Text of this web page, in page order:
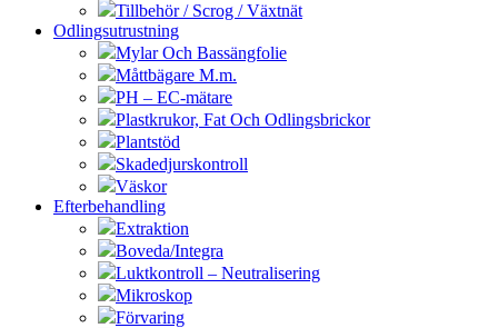
Tillbehör / Scrog / Växtnät
Odlingsutrustning
Mylar Och Bassängfolie
Måttbägare M.m.
PH – EC-mätare
Plastkrukor, Fat Och Odlingsbrickor
Plantstöd
Skadedjurskontroll
Väskor
Efterbehandling
Extraktion
Boveda/Integra
Luktkontroll – Neutralisering
Mikroskop
Förvaring